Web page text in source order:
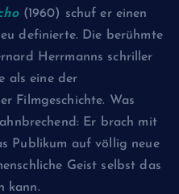
(1960) schuf er einen
definierte. Die berühmte
Herrmanns schriller
als eine der
Filmgeschichte. Was
Er brach mit
Publikum auf völlig neue
Geist selbst das
kann.